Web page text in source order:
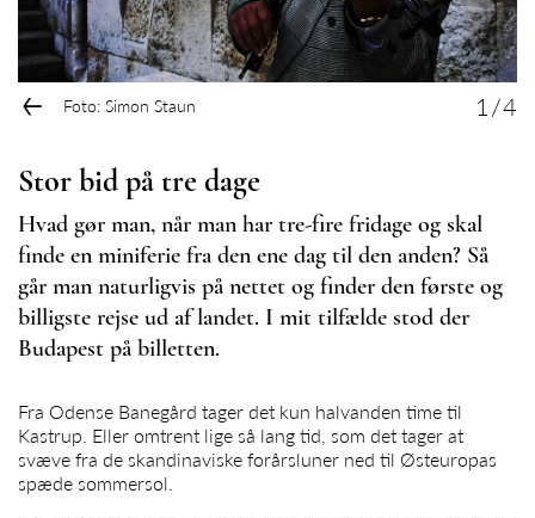
← Foto: Simon Staun 1 /4
Stor bid på tre dage
Hvad gør man, når man har tre-fire fridage og skal
finde en miniferie fra den ene dag til den anden? Så
går man naturligvis på nettet og finder den første og
billigste rejse ud af landet. I mit tilfælde stod der
Budapest på billetten.
Fra Odense Banegård tager det kun halvanden time til
Kastrup. Eller omtrent lige så lang tid, som det tager at
svæve fra de skandinaviske forårsluner ned til Østeuropas
spæde sommersol.